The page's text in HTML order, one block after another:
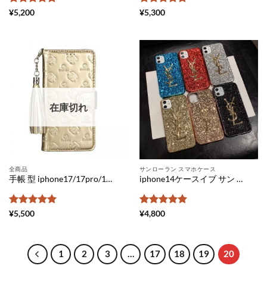
5段階中
¥5,200 5段階中
¥5,300
在庫切れ
全商品
手帳 型 iphone17/17pro/16pro ケース シャネル 型押し iPhone15pro/15ケース chanelマーク iphone14 pro ケース ブランドパロディ アイフォン ケース 革 レディース iphone ケース 高級感
5段階中
¥5,500
サンローラン スマホケース
iphone14ケースイブ サン ローラン iphone13pro/13pro max ケース パロディ iphone11pro ケース ラメ iphonese 第 2 世代 ケース 人気 女子 ysl iphonexs ケース キラキラ iphone xr 携帯 カバー 可愛い スマホケース 安い
5段階中
¥4,800
1 2 3 … 17 18 19 20